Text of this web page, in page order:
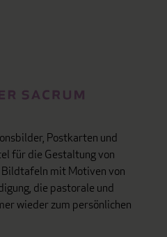
Postkarten und
für die Gestaltung von
mit Motiven von
die pastorale und
wieder zum persönlichen